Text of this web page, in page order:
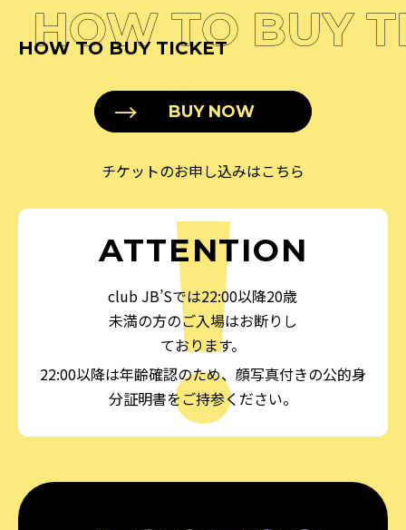
HOW TO BUY
HOW TO BUY TICKET
BUY NOW
チケットのお申し込みはこちら
ATTENTION
club JB’Sでは22:00以降20歳
未満の方のご入場はお断りし
ております。
22:00以降は年齢確認のため、顔写真付きの公的身
分証明書をご持参ください。